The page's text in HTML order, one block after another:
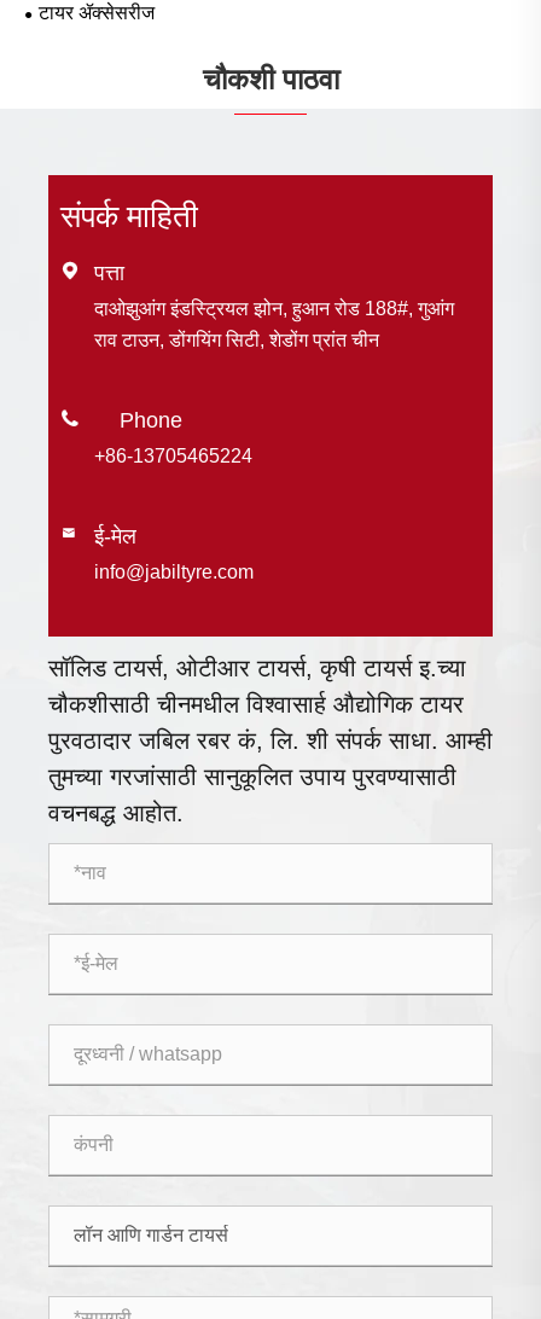
टायर ॲक्सेसरीज
चौकशी पाठवा
संपर्क माहिती
 पत्ता
दाओझुआंग इंडस्ट्रियल झोन, हुआन रोड 188#, गुआंग
राव टाउन, डोंगयिंग सिटी, शेडोंग प्रांत चीन

+86-13705465224
 ई-मेल
info@jabiltyre.com
सॉलिड टायर्स, ओटीआर टायर्स, कृषी टायर्स इ.च्या
चौकशीसाठी चीनमधील विश्वासार्ह औद्योगिक टायर
पुरवठादार जबिल रबर कं, लि. शी संपर्क साधा. आम्ही
तुमच्या गरजांसाठी सानुकूलित उपाय पुरवण्यासाठी
वचनबद्ध आहोत.